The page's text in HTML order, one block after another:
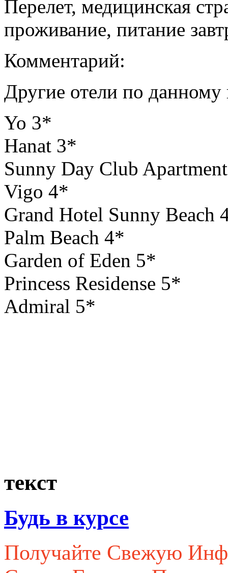
Перелет, медицинская
проживание, питание
Комментарий:
Другие отели по
Yo 3*
Hanat 3*
Sunny Day Club
Vigo 4*
Grand Hotel Sunny Beach
Palm Beach 4*
Garden of Eden 5*
Princess Residense 5*
Admiral 5*
текст
Будь в курсе
Получайте Свежую